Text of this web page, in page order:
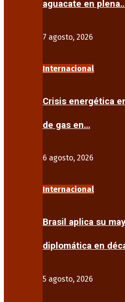
aguacate en
7 agosto, 2026
Internacional
Crisis energética
de gas en…
6 agosto, 2026
Internacional
Brasil aplica su
diplomática en
5 agosto, 2026